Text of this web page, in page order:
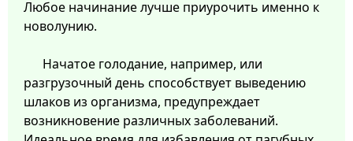
Любое начинание лучше приурочить именно к
новолунию.
Начатое голодание, например, или
разгрузочный день способствует выведению
шлаков из организма, предупреждает
возникновение различных заболеваний.